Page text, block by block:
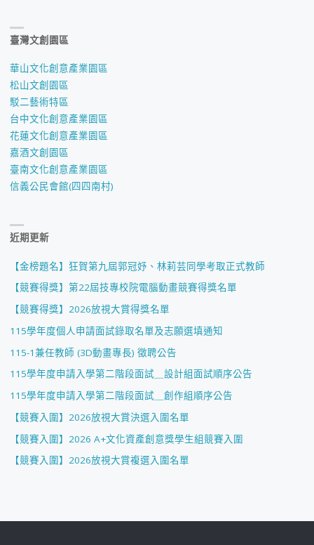
臺灣文創園區
華山文化創意產業園區
松山文創園區
駁二藝術特區
台中文化創意產業園區
花蓮文化創意產業園區
嘉酒文創園區
臺南文化創意產業園區
信義公民會館(四四南村)
近期更新
【金榜題名】狂賀第九屆郭冠妤、林莉芸同學考取正式教師
【競賽得獎】第22屆技專校院電腦動畫競賽得獎名單
【競賽得獎】2026放視大賞得獎名單
115學年度個人申請面試錄取名單及志願選填通知
115-1兼任教師 (3D動畫專長) 徵聘公告
115學年度申請入學第二階段面試＿設計組面試順序公告
115學年度申請入學第二階段面試＿創作組順序公告
【競賽入圍】2026放視大賞決選入圍名單
【競賽入圍】2026 A+文化資產創意獎學生組競賽入圍
【競賽入圍】2026放視大賞複選入圍名單